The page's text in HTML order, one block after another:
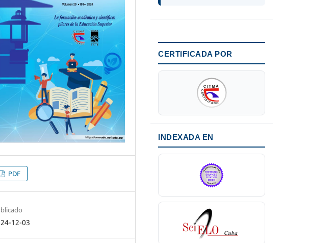
PDF
12-03
CERTIFICADA POR
INDEXADA EN